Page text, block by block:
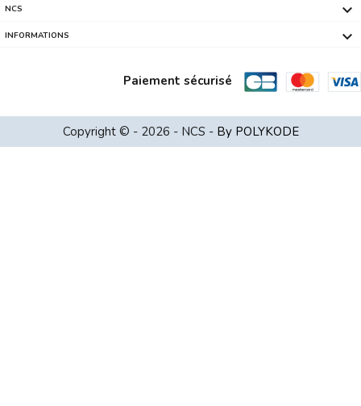
NCS 
INFORMATIONS 
Paiement sécurisé
Copyright © - 2026 - NCS - By POLYKODE